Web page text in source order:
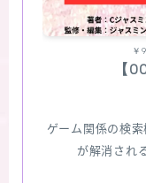
￥
【
ゲーム関係の検
が解消され